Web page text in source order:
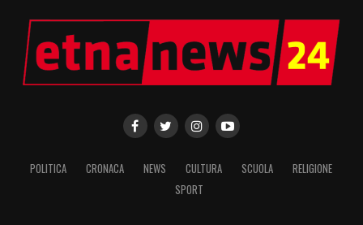
POLITICA CRONACA NEWS CULTURA SCUOLA
RELIGIONE
SPORT